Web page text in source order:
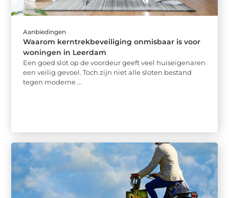
Aanbiedingen
Waarom kerntrekbeveiliging onmisbaar is voor
woningen in Leerdam
Een goed slot op de voordeur geeft veel huiseigenaren
een veilig gevoel. Toch zijn niet alle sloten bestand
tegen moderne ...